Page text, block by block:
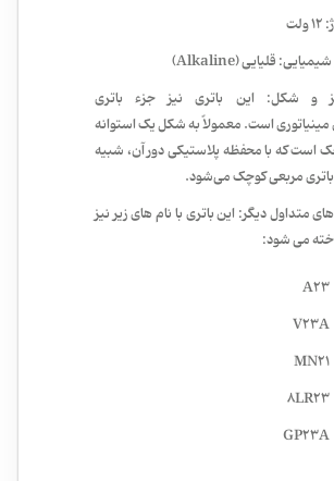
شیمیایی: قلیایی (Alkaline)
و شکل: این باتری نیز جزء باتری
مینیاتوریاست. معمولاً به شکل یک استوانه
است که با محفظه پلاستیکی دور آن، شبیه
مربعی کوچک می‌شود.
متداول دیگر: این باتری با نام های زیر نیز
می شود:
A23
V23A
MN21
8LR23
GP23A